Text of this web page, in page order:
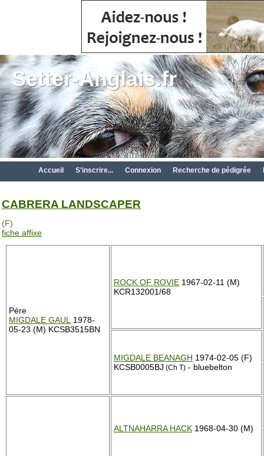
Setter-Anglais.fr
Accueil S'inscrire... Connexion Recherche de pédigrée
CABRERA LANDSCAPER
(F)
fiche affixe
Père
MIGDALE GAUL
1978-
05-23 (M) KCSB3515BN
ROCK OF ROVIE 1967-02-11 (M)
KCR132001/68
MIGDALE BEANAGH 1974-02-05 (F)
KCSB0005BJ (Ch T) - bluebelton
ALTNAHARRA HACK 1968-04-30 (M)